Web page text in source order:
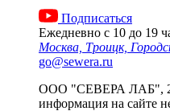
Подписаться
Ежедневно с 10 до 19
Москва, Троицк,
go@sewera.ru
ООО "СЕВЕРА ЛАБ",
информация на сайте